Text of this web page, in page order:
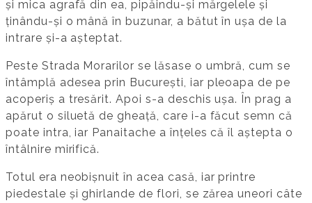
și mica agrafă din ea, pipăindu-și mărgelele și
ținându-și o mână în buzunar, a bătut în ușa de la
intrare și-a așteptat.
Peste Strada Morarilor se lăsase o umbră, cum se
întâmplă adesea prin București, iar pleoapa de pe
acoperiș a tresărit. Apoi s-a deschis ușa. În prag a
apărut o siluetă de gheață, care i-a făcut semn că
poate intra, iar Panaitache a înțeles că îl aștepta o
întâlnire mirifică.
Totul era neobișnuit în acea casă, iar printre
piedestale și ghirlande de flori, se zărea uneori câte